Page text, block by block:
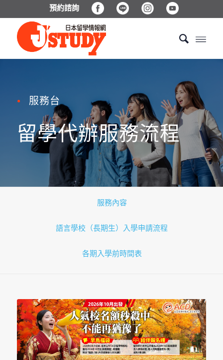
預約諮詢
● 服務台
留學代辦服務流程
服務內容
語言學校（長期生）入學申請流程
各期入學前時間表